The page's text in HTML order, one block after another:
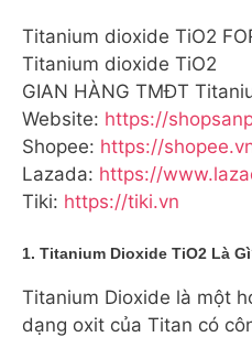
Titanium dioxide TiO2
Titanium dioxide TiO2
GIAN HÀNG TMĐT
Website: https://
Shopee: https://
Lazada: https://
Tiki: https://tiki.vn
1. Titanium Dioxide TiO2 Là
Titanium Dioxide là một
dạng oxit của Titan có